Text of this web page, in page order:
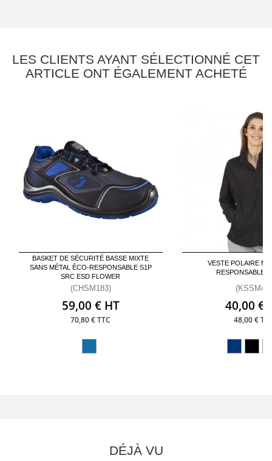
LES CLIENTS AYANT SÉLECTIONNÉ CET
ARTICLE ONT ÉGALEMENT ACHETÉ
BASKET DE SÉCURITÉ BASSE MIXTE
SANS MÉTAL ÉCO-RESPONSABLE S1P
SRC ESD FLOWER
(CHSM183)
59,00 € HT
70,80 € TTC
VESTE POLAIRE
RESPONSABLE
(KSSM40)
40,00 €
48,00 €
DÉJÀ VU